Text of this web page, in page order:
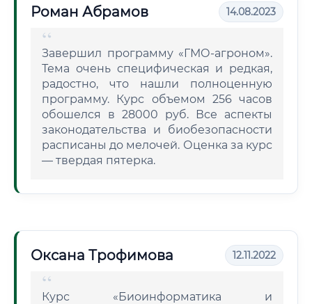
Роман Абрамов 14.08.2023
Завершил программу «ГМО-агроном».
Тема очень специфическая и редкая,
радостно, что нашли полноценную
программу. Курс объемом 256 часов
обошелся в 28000 руб. Все аспекты
законодательства и биобезопасности
расписаны до мелочей. Оценка за курс
— твердая пятерка.
Оксана Трофимова 12.11.2022
Курс «Биоинформатика и